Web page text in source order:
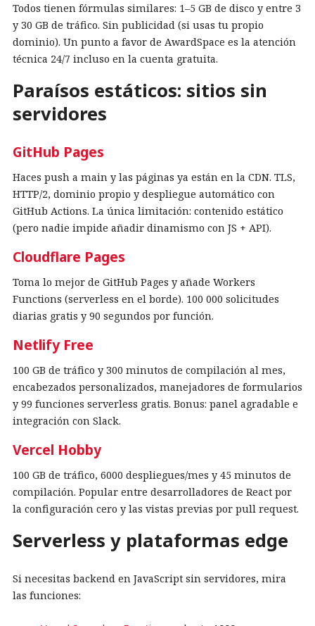
Todos tienen fórmulas similares: 1–5 GB de disco y entre 3
y 30 GB de tráfico. Sin publicidad (si usas tu propio
dominio). Un punto a favor de AwardSpace es la atención
técnica 24/7 incluso en la cuenta gratuita.
Paraísos estáticos: sitios sin
servidores
GitHub Pages
Haces push a main y las páginas ya están en la CDN. TLS,
HTTP/2, dominio propio y despliegue automático con
GitHub Actions. La única limitación: contenido estático
(pero nadie impide añadir dinamismo con JS + API).
Cloudflare Pages
Toma lo mejor de GitHub Pages y añade Workers
Functions (serverless en el borde). 100 000 solicitudes
diarias gratis y 90 segundos por función.
Netlify Free
100 GB de tráfico y 300 minutos de compilación al mes,
encabezados personalizados, manejadores de formularios
y 99 funciones serverless gratis. Bonus: panel agradable e
integración con Slack.
Vercel Hobby
100 GB de tráfico, 6000 despliegues/mes y 45 minutos de
compilación. Popular entre desarrolladores de React por
la configuración cero y las vistas previas por pull request.
Serverless y plataformas edge
Si necesitas backend en JavaScript sin servidores, mira
las funciones: